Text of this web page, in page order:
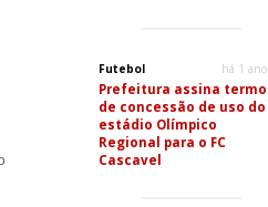
Futebol há 1 ano
Prefeitura assina termo
de concessão de uso do
estádio Olímpico
Regional para o FC
Cascavel